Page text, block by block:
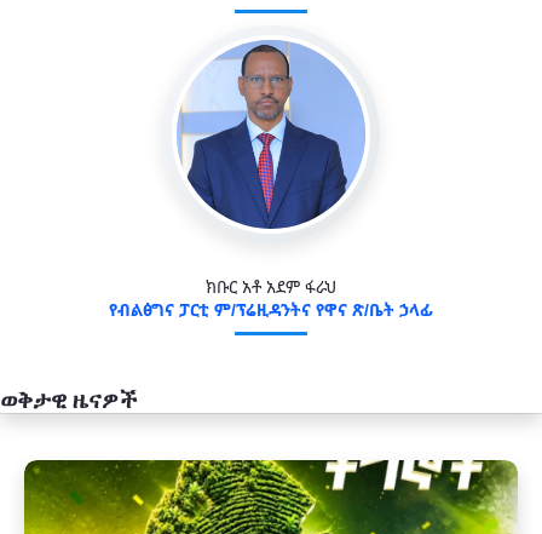
ክቡር አቶ አደም ፋራህ
የብልፅግና ፓርቲ ም/ፕሬዚዳንትና የዋና ጽ/ቤት ኃላፊ
ወቅታዊ ዜናዎች
አዲስ